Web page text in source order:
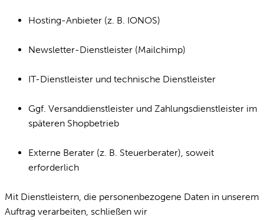
Hosting-Anbieter (z. B. IONOS)
Newsletter-Dienstleister (Mailchimp)
IT-Dienstleister und technische Dienstleister
Ggf. Versanddienstleister und Zahlungsdienstleister im
späteren Shopbetrieb
Externe Berater (z. B. Steuerberater), soweit
erforderlich
Mit Dienstleistern, die personenbezogene Daten in unserem
Auftrag verarbeiten, schließen wir